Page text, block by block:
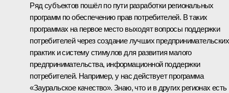
Ряд субъектов пошёл по пути разработки региональных
программ по обеспечению прав потребителей. В таких
программах на первое место выходят вопросы поддержки
потребителей через создание лучших предпринимательских
практик и систему стимулов для развития малого
предпринимательства, информационной поддержки
потребителей. Например, у нас действует программа
«Зауральское качество». Знаю, что и в других регионах есть